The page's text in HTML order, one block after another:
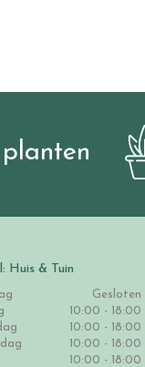
Huis & Tuin
Gesloten
10:00 - 18:00
10:00 - 18:00
10:00 - 18:00
10:00 - 18:00